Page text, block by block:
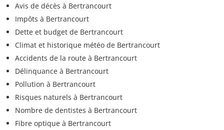
Avis de décès à Bertrancourt
Impôts à Bertrancourt
Dette et budget de Bertrancourt
Climat et historique météo de Bertrancourt
Accidents de la route à Bertrancourt
Délinquance à Bertrancourt
Pollution à Bertrancourt
Risques naturels à Bertrancourt
Nombre de dentistes à Bertrancourt
Fibre optique à Bertrancourt